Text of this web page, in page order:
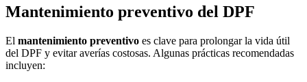
Mantenimiento preventivo del DPF
El mantenimiento preventivo es clave para prolongar la vida útil
del DPF y evitar averías costosas. Algunas prácticas recomendadas
incluyen: